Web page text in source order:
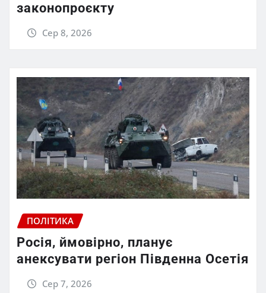
законопроєкту
Сер 8, 2026
ПОЛІТИКА
Росія, ймовірно, планує
анексувати регіон Південна Осетія
Сер 7, 2026